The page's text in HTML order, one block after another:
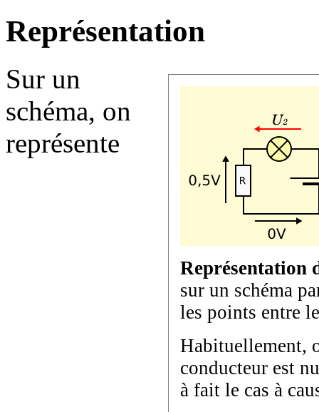
Représentation
Représentation
sur un schéma
les points entre
Habituellement,
conducteur est
à fait le cas à
Sur un
schéma, on
représente